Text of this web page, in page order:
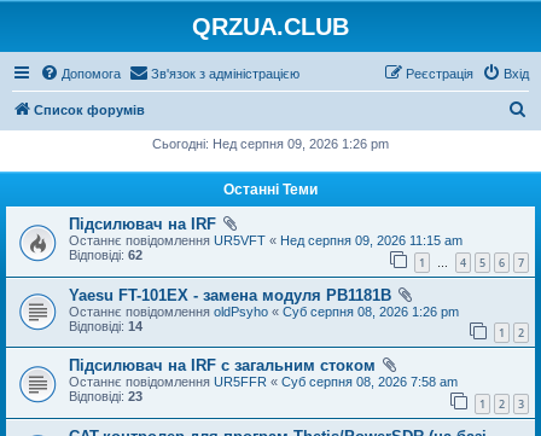
QRZUA.CLUB
Допомога Зв'язок з адміністрацією Вхід
Реєстрація
Список форумів
Сьогодні: Нед серпня 09, 2026 1:26 pm
Останні Теми
Підсилювач на IRF
Останнє повідомлення UR5VFT « Нед серпня 09, 2026 11:15 am
Відповіді: 62 1 … 4 5 6 7
Yaesu FT-101EX - замена модуля PB1181B
Останнє повідомлення oldPsyho « Суб серпня 08, 2026 1:26 pm
Відповіді: 14 1 2
Підсилювач на IRF с загальним стоком
Останнє повідомлення UR5FFR « Суб серпня 08, 2026 7:58 am
Відповіді: 23 1 2 3